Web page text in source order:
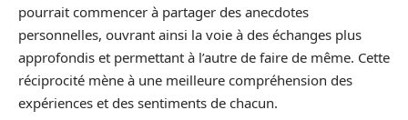
pourrait commencer à partager des anecdotes
personnelles, ouvrant ainsi la voie à des échanges plus
approfondis et permettant à l’autre de faire de même. Cette
réciprocité mène à une meilleure compréhension des
expériences et des sentiments de chacun.